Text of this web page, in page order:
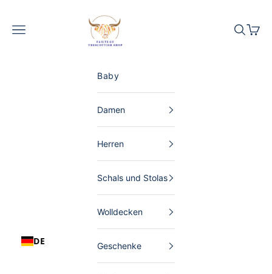
The Scottish Shop Deutschland
DE
Menü Suchen
Baby
Damen
Herren
Schals und Stolas
Wolldecken
Geschenke